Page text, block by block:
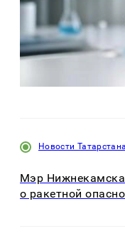
Новости Татарстана
Мэр Нижнекамска
о ракетной